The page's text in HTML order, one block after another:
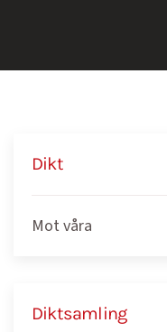
Dikt
Mot våra
Diktsamling